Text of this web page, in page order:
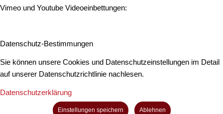
Vimeo und Youtube Videoeinbettungen:
Datenschutz-Bestimmungen
Sie können unsere Cookies und Datenschutzeinstellungen im Detail
auf unserer Datenschutzrichtlinie nachlesen.
Datenschutzerklärung
Einstellungen speichern Ablehnen